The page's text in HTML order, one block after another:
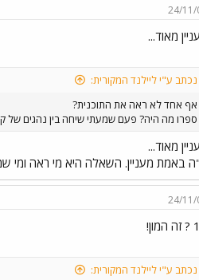
24/11/
מאוד...
נכתב ע"י ליילנד המקורית:
אף אחד לא ראה את התוכנית?
ספרו מה היה? פעם שמעתי שיחה בין נהגים של קווים
מאוד...
באמת מעניין. השאלה היא מי ראה ומי
24/11/
נכתב ע"י ליילנד המקורית: